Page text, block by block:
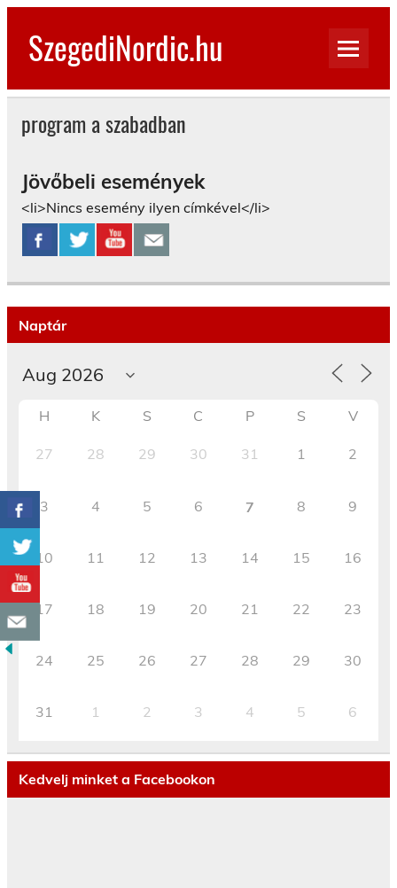
Skip
contentSzegediNordic.hu
program a szabadban
Jövőbeli események
<li>Nincs esemény ilyen címkével</li>
Naptár
H K S C P S V
27 28 29 30 31 1 2
3 4 5 6 7 8 9
10 11 12 13 14 15 16
17 18 19 20 21 22 23
24 25 26 27 28 29 30
31 1 2 3 4 5 6
Kedvelj minket a Facebookon